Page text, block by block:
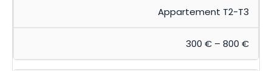
Appartement T2-T3
300 € – 800 €